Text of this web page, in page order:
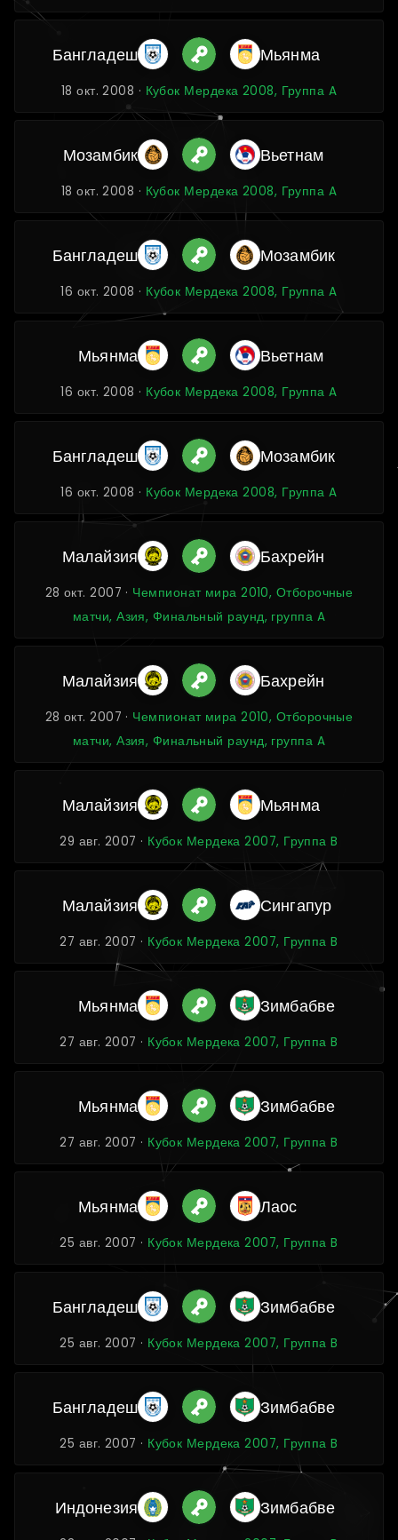
Бангладеш Мьянма
18 окт. 2008 · Кубок Мердека 2008, Группа A
Мозамбик Вьетнам
18 окт. 2008 · Кубок Мердека 2008, Группа A
Бангладеш Мозамбик
16 окт. 2008 · Кубок Мердека 2008, Группа A
Мьянма Вьетнам
16 окт. 2008 · Кубок Мердека 2008, Группа A
Бангладеш Мозамбик
16 окт. 2008 · Кубок Мердека 2008, Группа A
Малайзия Бахрейн
28 окт. 2007 · Чемпионат мира 2010, Отборочные
матчи, Азия, Финальный раунд, группа A
Малайзия Бахрейн
28 окт. 2007 · Чемпионат мира 2010, Отборочные
матчи, Азия, Финальный раунд, группа A
Малайзия Мьянма
29 авг. 2007 · Кубок Мердека 2007, Группа B
Малайзия Сингапур
27 авг. 2007 · Кубок Мердека 2007, Группа B
Мьянма Зимбабве
27 авг. 2007 · Кубок Мердека 2007, Группа B
Мьянма Зимбабве
27 авг. 2007 · Кубок Мердека 2007, Группа B
Мьянма Лаос
25 авг. 2007 · Кубок Мердека 2007, Группа B
Бангладеш Зимбабве
25 авг. 2007 · Кубок Мердека 2007, Группа B
Бангладеш Зимбабве
25 авг. 2007 · Кубок Мердека 2007, Группа B
Индонезия Зимбабве